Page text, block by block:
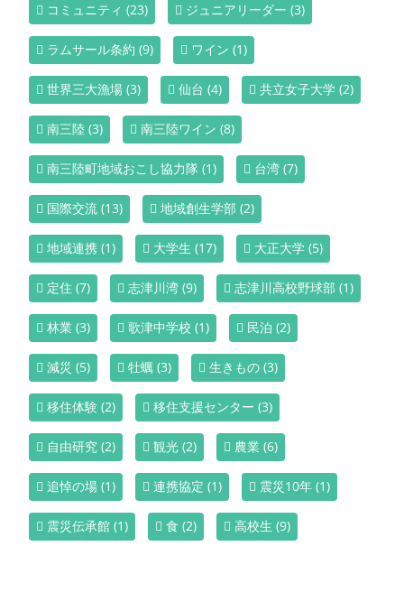
コミュニティ (23) ジュニアリーダー (3)
ラムサール条約 (9) ワイン (1)
世界三大漁場 (3) 仙台 (4) 共立女子大学 (2)
南三陸 (3) 南三陸ワイン (8)
南三陸町地域おこし協力隊 (1) 台湾 (7)
国際交流 (13) 地域創生学部 (2)
地域連携 (1) 大学生 (17) 大正大学 (5)
定住 (7) 志津川湾 (9) 志津川高校野球部 (1)
林業 (3) 歌津中学校 (1) 民泊 (2)
減災 (5) 牡蠣 (3) 生きもの (3)
移住体験 (2) 移住支援センター (3)
自由研究 (2) 観光 (2) 農業 (6)
追悼の場 (1) 連携協定 (1) 震災10年 (1)
震災伝承館 (1) 食 (2) 高校生 (9)